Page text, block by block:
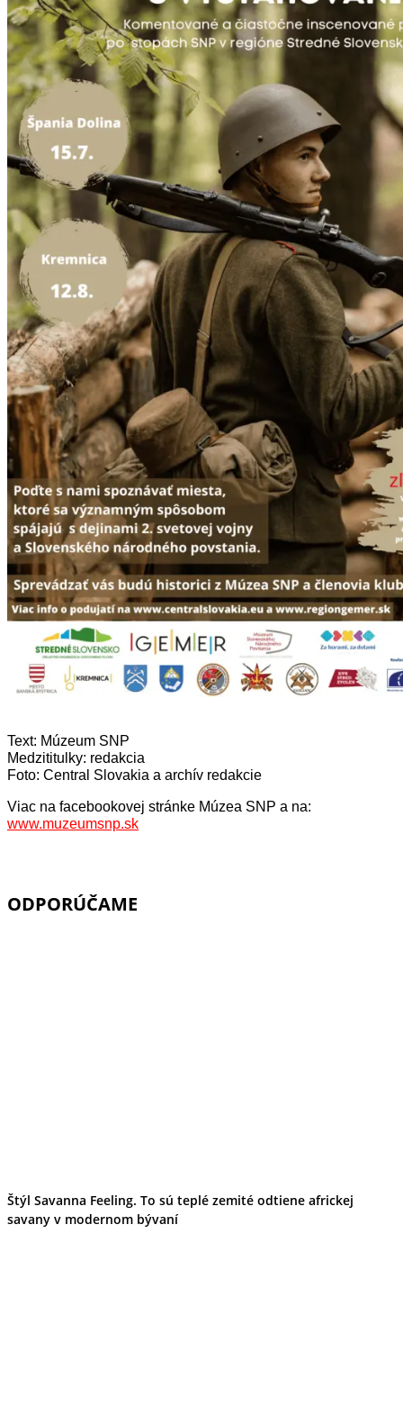
Podujatia
Výstava
Galéria
Folklór
Ubytovanie
Pobyty
Wellness
Gastro
Kultúra a tradície
Kúpele
Šport a agroturistika
Školstvo
Ekonomika obchod a doprava
Text: Múzeum SNP
Medzititulky: redakcia
Foto: Central Slovakia a archív redakcie
Viac na facebookovej stránke Múzea SNP a na:
www.muzeumsnp.sk
ODPORÚČAME
Štýl Savanna Feeling. To sú teplé zemité odtiene africkej
savany v modernom bývaní